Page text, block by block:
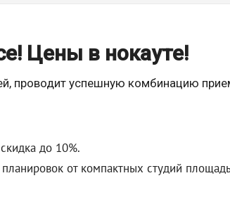
Цены в нокауте!
проводит успешную комбинацию
до 10%.
от компактных студий